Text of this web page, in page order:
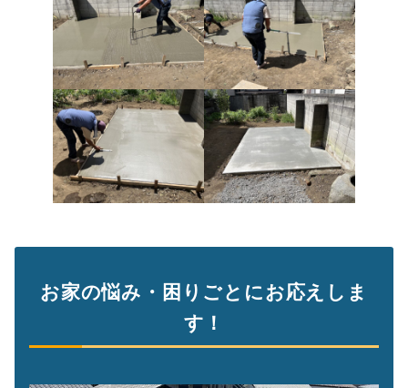
お家の悩み・困りごとにお応えしま
す！